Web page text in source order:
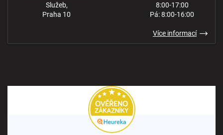
Služeb,
Praha 10
8:00-17:00
Pá: 8:00-16:00
Více informací